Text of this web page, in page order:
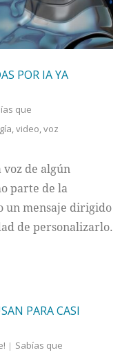
POR IA YA
que
,video,voz
voz de algún
parte de la
un mensaje dirigido
de personalizarlo.
PARA CASI
Sabías que